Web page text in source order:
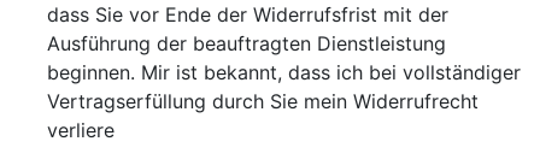
dass Sie vor Ende der Widerrufsfrist mit der
Ausführung der beauftragten Dienstleistung
beginnen. Mir ist bekannt, dass ich bei vollständiger
Vertragserfüllung durch Sie mein Widerrufrecht
verliere